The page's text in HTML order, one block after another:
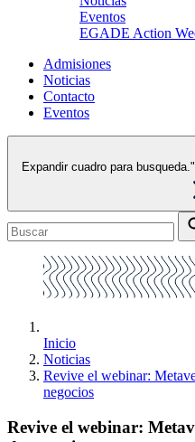
Eventos
EGADE Action
Admisiones
Noticias
Contacto
Eventos
Expandir cuadro para busqueda."
Inicio
Noticias
Revive el webinar:
negocios
Revive el webinar: